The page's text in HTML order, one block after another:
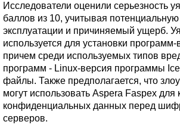
Исследователи оценили серьезность
баллов из 10, учитывая потенциальную
эксплуатации и причиняемый ущерб.
используется для установки
причем среди используемых типов
программ - Linux-версия программы
файлы. Также предполагается, что
могут использовать Aspera Faspex для
конфиденциальных данных перед
серверов.